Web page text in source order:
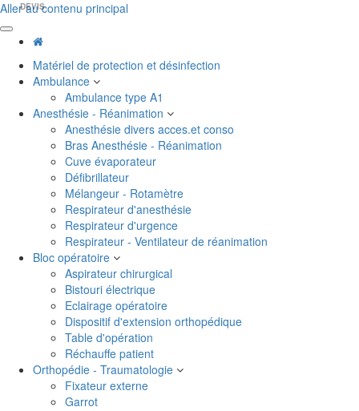
Aller au contenu principal
Matériel de protection et désinfection
Ambulance
Ambulance type A1
Anesthésie - Réanimation
Anesthésie divers acces.et conso
Bras Anesthésie - Réanimation
Cuve évaporateur
Défibrillateur
Mélangeur - Rotamètre
Respirateur d'anesthésie
Respirateur d'urgence
Respirateur - Ventilateur de réanimation
Bloc opératoire
Aspirateur chirurgical
Bistouri électrique
Eclairage opératoire
Dispositif d'extension orthopédique
Table d'opération
Réchauffe patient
Orthopédie - Traumatologie
Fixateur externe
Garrot
DEVIS